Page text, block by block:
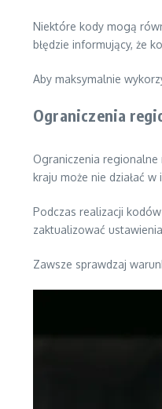
Niektóre kody mogą
błędzie informujący, że
Aby maksymalnie
Ograniczenia
Ograniczenia
kraju może nie działać w
Podczas realizacji
zaktualizować
Zawsze sprawdzaj